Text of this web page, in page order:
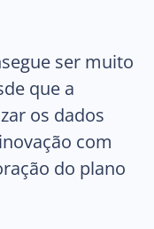
ser muito
que a
os dados
com
do plano